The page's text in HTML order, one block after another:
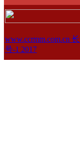
www.ccrmm.com.cn
号-1 2017